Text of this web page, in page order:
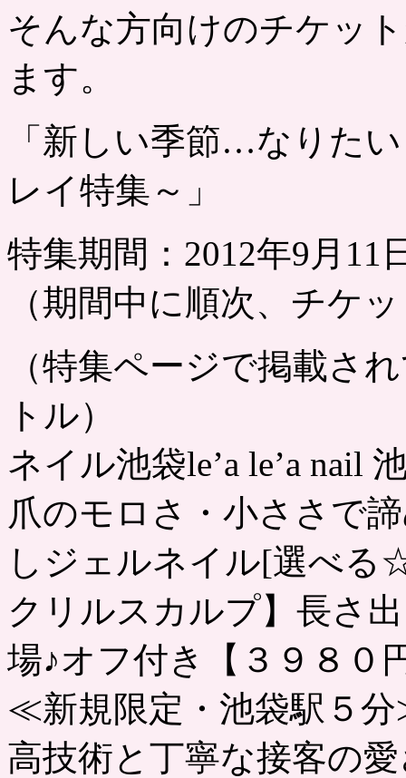
そんな方向けのチケッ
ます。
「新しい季節…なりた
レイ特集～」
特集期間：2012年9月11
（期間中に順次、チケ
（特集ページで掲載さ
トル）
ネイル池袋le’a le’a nail
爪のモロさ・小ささで
しジェルネイル[選べ
クリルスカルプ】長さ
場♪オフ付き【３９８０
≪新規限定・池袋駅５
高技術と丁寧な接客の